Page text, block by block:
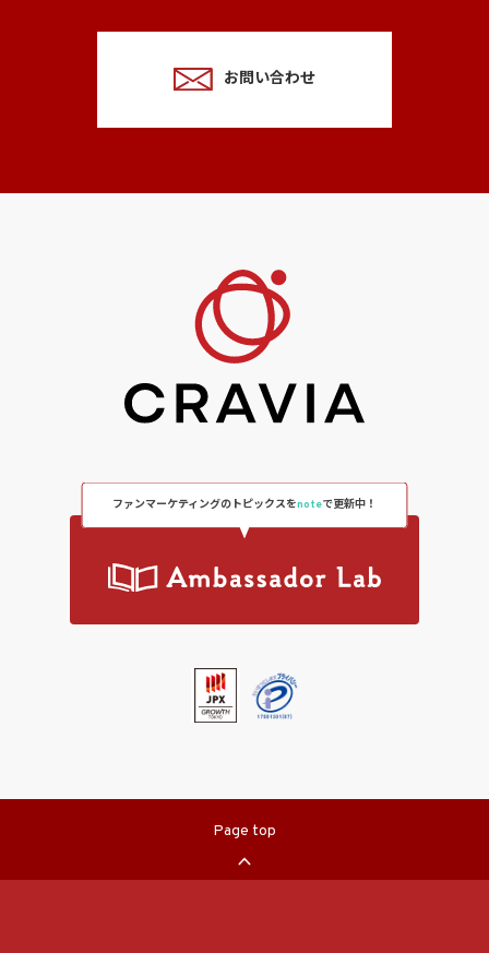
お問い合わせ
ファンマーケティングのトピックスをnoteで更新中！
Page top